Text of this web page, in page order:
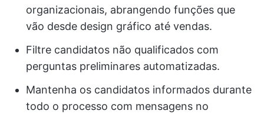
organizacionais, abrangendo funções que
vão desde design gráfico até vendas.
Filtre candidatos não qualificados com
perguntas preliminares automatizadas.
Mantenha os candidatos informados durante
todo o processo com mensagens no